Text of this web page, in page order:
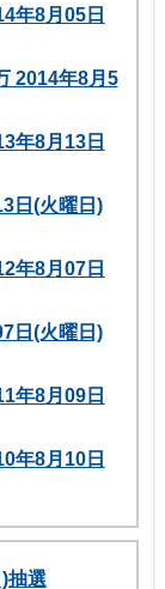
年8月05日
2014年8月5
年8月13日
日(火曜日)
年8月07日
日(火曜日)
年8月09日
年8月10日
抽選